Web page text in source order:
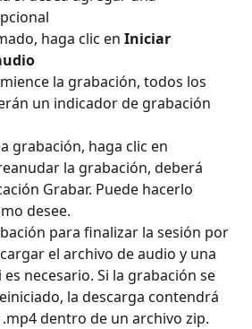
haga clic en Iniciar
la grabación, todos los
un indicador de grabación
grabación, haga clic en
la grabación, deberá
Grabar. Puede hacerlo
desee.
para finalizar la sesión por
el archivo de audio y una
necesario. Si la grabación se
la descarga contendrá
dentro de un archivo zip.